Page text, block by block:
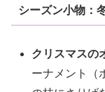
シーズン小物：
クリスマスの
ーナメント（